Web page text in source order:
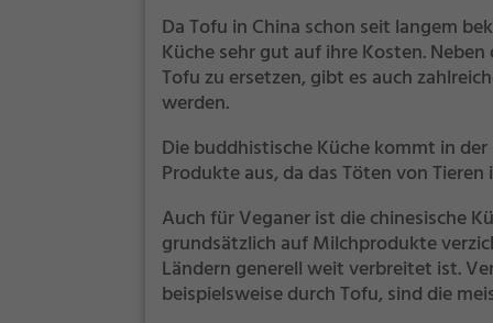
Da Tofu in China schon seit langem
Küche sehr gut auf ihre Kosten.
Tofu zu ersetzen, gibt es auch
werden.
Die buddhistische Küche kommt in
Produkte aus, da das Töten von
Auch für Veganer ist die chinesische
grundsätzlich auf Milchprodukte
Ländern generell weit verbreitet ist.
beispielsweise durch Tofu, sind die